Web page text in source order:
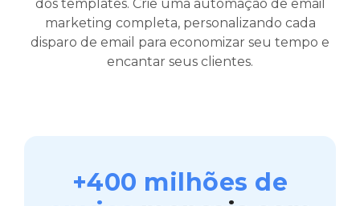
dos templates. Crie uma automação de email
marketing completa, personalizando cada
disparo de email para economizar seu tempo e
encantar seus clientes.
+400 milhões de